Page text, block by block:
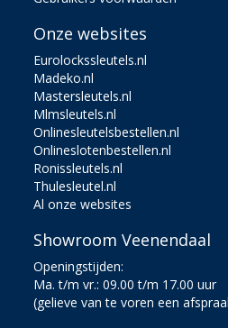
Onze websites
Eurolockssleutels.nl
Madeko.nl
Mastersleutels.nl
Mlmsleutels.nl
Onlinesleutelsbestellen.nl
Onlineslotenbestellen.nl
Ronissleutels.nl
Thulesleutel.nl
Al onze websites
Showroom Veenendaal
Openingstijden:
Ma. t/m vr.: 09.00 t/m 17.00 uur
(gelieve van te voren een